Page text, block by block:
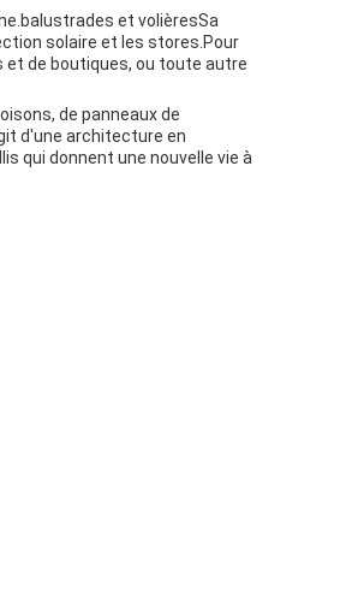
et volièresSa
solaire et les stores.Pour
de boutiques, ou toute autre
de panneaux de
d'une architecture en
qui donnent une nouvelle vie à